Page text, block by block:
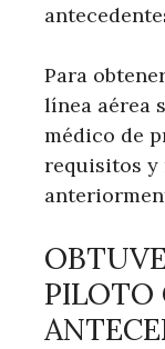
Para
línea aérea
médico de
requisitos y
PILOTO